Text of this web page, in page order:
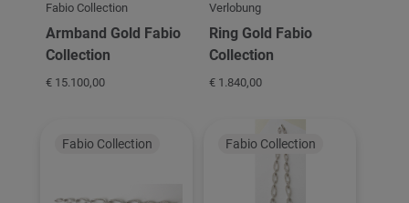
Fabio Collection
Armband Gold Fabio
Collection
€ 15.100,00
Verlobung
Ring Gold Fabio
Collection
€ 1.840,00
Fabio Collection Fabio Collection